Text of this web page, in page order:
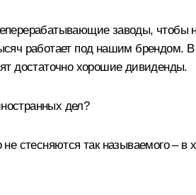
заводы, чтобы
работает под нашим брендом.
достаточно хорошие дивиденды.
дел?
стесняются так называемого –